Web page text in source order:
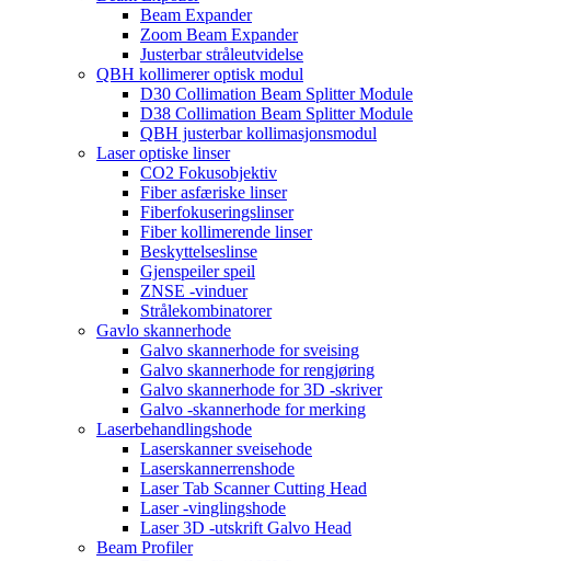
Beam Expander
Zoom Beam Expander
Justerbar stråleutvidelse
QBH kollimerer optisk modul
D30 Collimation Beam Splitter Module
D38 Collimation Beam Splitter Module
QBH justerbar kollimasjonsmodul
Laser optiske linser
CO2 Fokusobjektiv
Fiber asfæriske linser
Fiberfokuseringslinser
Fiber kollimerende linser
Beskyttelseslinse
Gjenspeiler speil
ZNSE -vinduer
Strålekombinatorer
Gavlo skannerhode
Galvo skannerhode for sveising
Galvo skannerhode for rengjøring
Galvo skannerhode for 3D -skriver
Galvo -skannerhode for merking
Laserbehandlingshode
Laserskanner sveisehode
Laserskannerrenshode
Laser Tab Scanner Cutting Head
Laser -vinglingshode
Laser 3D -utskrift Galvo Head
Beam Profiler